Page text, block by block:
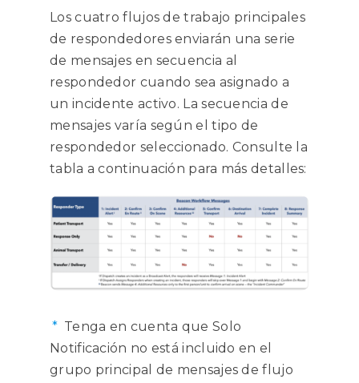
Los cuatro flujos de trabajo principales
de respondedores enviarán una serie
de mensajes en secuencia al
respondedor cuando sea asignado a
un incidente activo. La secuencia de
mensajes varía según el tipo de
respondedor seleccionado. Consulte la
tabla a continuación para más detalles:
* Tenga en cuenta que Solo
Notificación no está incluido en el
grupo principal de mensajes de flujo